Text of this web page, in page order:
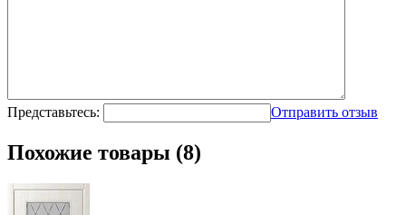
Представьтесь: Отправить отзыв
Похожие товары (8)